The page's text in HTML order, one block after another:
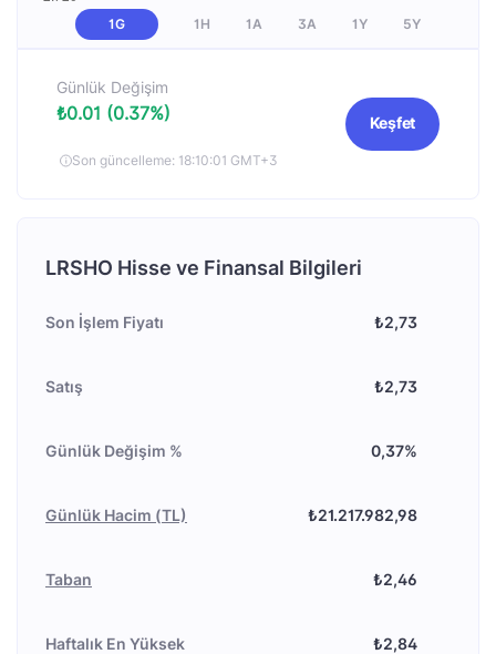
1G 1H 1A 3A 1Y 5Y
Günlük Değişim
₺0.01 (0.37%)
Son güncelleme: 18:10:01 GMT+3
Keşfet
LRSHO Hisse ve Finansal Bilgileri
Son İşlem Fiyatı ₺2,73
Satış ₺2,73
Günlük Değişim % 0,37%
Günlük Hacim (TL) ₺21.217.982,98
Taban ₺2,46
Haftalık En Yüksek ₺2,84